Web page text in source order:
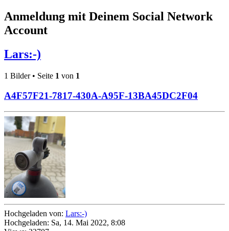
Anmeldung mit Deinem Social Network
Account
Lars:-)
1 Bilder • Seite 1 von 1
A4F57F21-7817-430A-A95F-13BA45DC2F04
Hochgeladen von: Lars:-)
Hochgeladen: Sa, 14. Mai 2022, 8:08